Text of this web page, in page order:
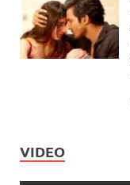
VIDEO